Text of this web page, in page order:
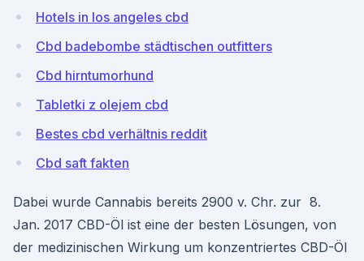
Hotels in los angeles cbd
Cbd badebombe städtischen outfitters
Cbd hirntumorhund
Tabletki z olejem cbd
Bestes cbd verhältnis reddit
Cbd saft fakten
Dabei wurde Cannabis bereits 2900 v. Chr. zur 8.
Jan. 2017 CBD-Öl ist eine der besten Lösungen, von
der medizinischen Wirkung um konzentriertes CBD-Öl